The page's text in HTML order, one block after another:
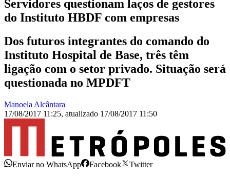
Servidores questionam laços de gestores
do Instituto HBDF com empresas
Dos futuros integrantes do comando do
Instituto Hospital de Base, três têm
ligação com o setor privado. Situação será
questionada no MPDFT
Manoela Alcântara
17/08/2017 11:25, atualizado 17/08/2017 11:50
Enviar no WhatsApp Facebook
Twitter